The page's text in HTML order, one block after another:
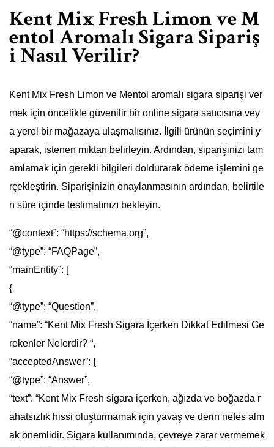
Kent Mix Fresh Limon ve M
entol Aromalı Sigara Sipariş
i Nasıl Verilir?
Kent Mix Fresh Limon ve Mentol aromalı sigara siparişi ver
mek için öncelikle güvenilir bir online sigara satıcısına vey
a yerel bir mağazaya ulaşmalısınız. İlgili ürünün seçimini y
aparak, istenen miktarı belirleyin. Ardından, siparişinizi tam
amlamak için gerekli bilgileri doldurarak ödeme işlemini ge
rçekleştirin. Siparişinizin onaylanmasının ardından, belirtile
n süre içinde teslimatınızı bekleyin.
“@context”: “https://schema.org”,
“@type”: “FAQPage”,
“mainEntity”: [
{
“@type”: “Question”,
“name”: “Kent Mix Fresh Sigara İçerken Dikkat Edilmesi Ge
rekenler Nelerdir? “,
“acceptedAnswer”: {
“@type”: “Answer”,
“text”: “Kent Mix Fresh sigara içerken, ağızda ve boğazda r
ahatsızlık hissi oluşturmamak için yavaş ve derin nefes alm
ak önemlidir. Sigara kullanımında, çevreye zarar vermemek